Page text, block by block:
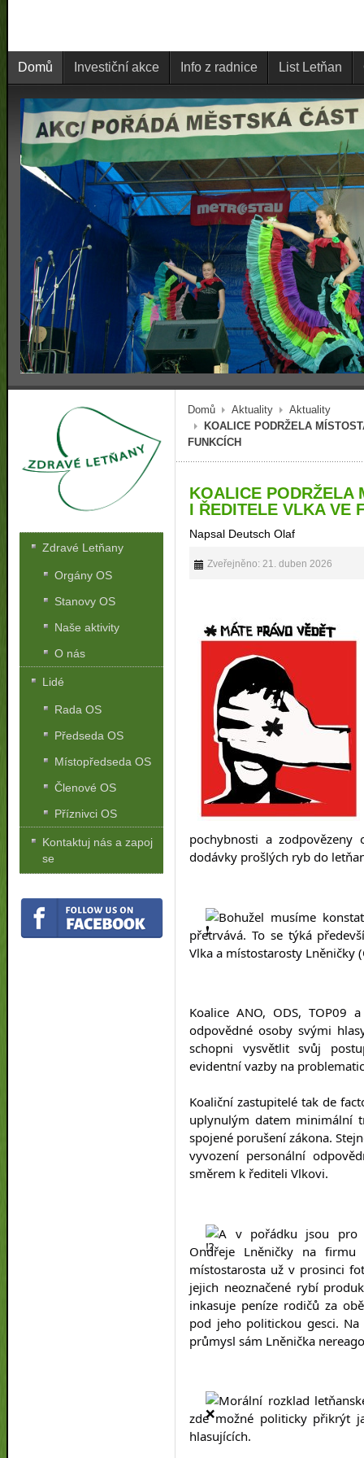
Domů Investiční akce Info z radnice List Letňan
Domů Aktuality
Aktuality
KOALICE PODRŽELA
FUNKCÍCH
KOALICE PODRŽELA
I ŘEDITELE VLKA VE
Napsal Deutsch Olaf
Zveřejněno: 21. duben 2026
pochybnosti a
dodávky prošlých ryb do
Bohužel musíme
přetrvává. To se týká
Vlka a místostarosty Lněničky
Koalice ANO, ODS, TOP09
odpovědné osoby svými
schopni vysvětlit svůj
evidentní vazby na
Koaliční zastupitelé tak de
uplynulým datem minimální
spojené porušení zákona.
vyvození personální
směrem k řediteli Vlkovi.
A v pořádku jsou pro
Ondřeje Lněničky na
místostarosta už v prosinci
jejich neoznačené rybí
inkasuje peníze rodičů za
pod jeho politickou gesci.
průmysl sám Lněnička
Morální rozklad
zde možné politicky přikrýt
hlasujících.
Zdravé Letňany
Orgány OS
Stanovy OS
Naše aktivity
O nás
Lidé
Rada OS
Předseda OS
Místopředseda OS
Členové OS
Příznivci OS
Kontaktuj nás a zapoj
se